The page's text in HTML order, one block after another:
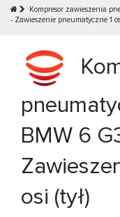
Kompresor zawieszenia
- Zawieszenie pneumatyczne 1
BMW 6
osi (tył)